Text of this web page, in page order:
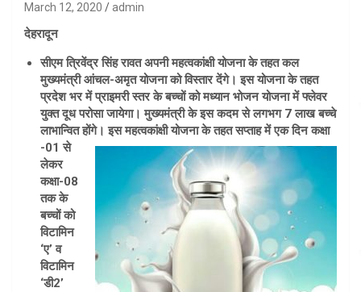
March 12, 2020 admin
देहरादून
सीएम त्रिवेंद्र सिंह रावत अपनी महत्वकांक्षी योजना के तहत कल
मुख्यमंत्री आंचल-अमृत योजना को विस्तार देंगे। इस योजना के तहत
प्रदेश भर में प्राइमरी स्तर के बच्चों को मध्यान भोजन योजना में फ्लेवर
युक्त दूध परोसा जायेगा। मुख्यमंत्री के इस कदम से लगभग 7 लाख बच्चे
लाभान्वित होंगे। इस महत्वकांक्षी योजना के तहत सप्ताह में एक दिन कक्षा
-01 से
लेकर
कक्षा-08
तक के
बच्चों को
विटामिन
‘ए’ व
विटामिन
‘डी2’